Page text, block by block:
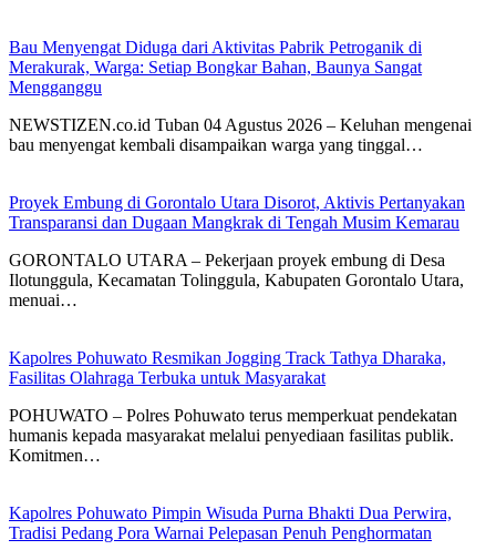
Bau Menyengat Diduga dari Aktivitas Pabrik Petroganik di
Merakurak, Warga: Setiap Bongkar Bahan, Baunya Sangat
Mengganggu
NEWSTIZEN.co.id Tuban 04 Agustus 2026 – Keluhan mengenai
bau menyengat kembali disampaikan warga yang tinggal…
Proyek Embung di Gorontalo Utara Disorot, Aktivis Pertanyakan
Transparansi dan Dugaan Mangkrak di Tengah Musim Kemarau
GORONTALO UTARA – Pekerjaan proyek embung di Desa
Ilotunggula, Kecamatan Tolinggula, Kabupaten Gorontalo Utara,
menuai…
Kapolres Pohuwato Resmikan Jogging Track Tathya Dharaka,
Fasilitas Olahraga Terbuka untuk Masyarakat
POHUWATO – Polres Pohuwato terus memperkuat pendekatan
humanis kepada masyarakat melalui penyediaan fasilitas publik.
Komitmen…
Kapolres Pohuwato Pimpin Wisuda Purna Bhakti Dua Perwira,
Tradisi Pedang Pora Warnai Pelepasan Penuh Penghormatan